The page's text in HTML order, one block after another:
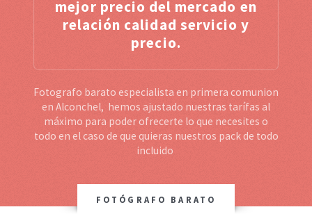
mejor precio del mercado en
relación calidad servicio y
precio.
Fotografo barato especialista en primera comunion
en Alconchel, hemos ajustado nuestras tarífas al
máximo para poder ofrecerte lo que necesites o
todo en el caso de que quieras nuestros pack de todo
incluido
FOTÓGRAFO BARATO